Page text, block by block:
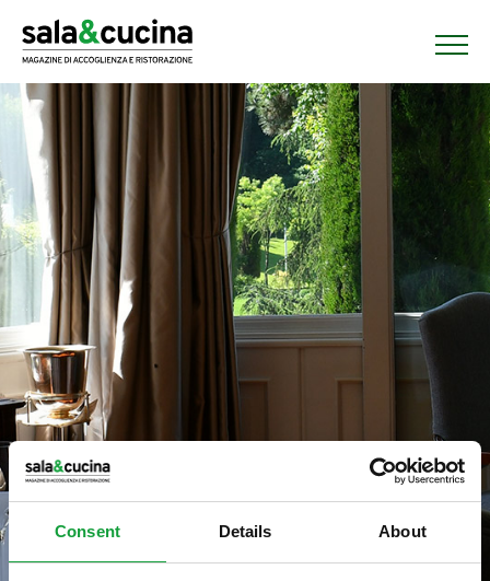
Consent Details About